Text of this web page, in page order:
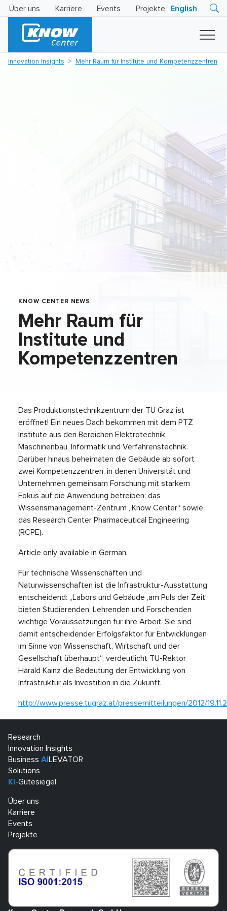
Über uns Karriere Events Projekte English
Insights
Gütesiegel
Innovation Insights Mehr Raum für Institute und Kompetenzzentren
KNOW CENTER NEWS
Mehr Raum für
Institute und
Kompetenzzentren
Das Produktionstechnikzentrum der TU Graz ist
eröffnet! Ein neues Dach bekommen mit dem PTZ
Institute aus den Bereichen Elektrotechnik,
Maschinenbau, Informatik und Verfahrenstechnik.
Darüber hinaus beheimaten die Gebäude ab sofort
zwei Kompetenzzentren, in denen Universität und
Unternehmen gemeinsam Forschung mit starkem
Fokus auf die Anwendung betreiben: das
Wissensmanagement-Zentrum „Know Center“ sowie
das Research Center Pharmaceutical Engineering
(RCPE).
Article only available in German.
Für technische Wissenschaften und
Naturwissenschaften ist die Infrastruktur-Ausstattung
entscheidend: „Labors und Gebäude ‚am Puls der Zeit‘
bieten Studierenden, Lehrenden und Forschenden
wichtige Voraussetzungen für ihre Arbeit. Sie sind
damit entscheidender Erfolgsfaktor für Entwicklungen
im Sinne von Wissenschaft, Wirtschaft und der
Gesellschaft überhaupt“, verdeutlicht TU-Rektor
Harald Kainz die Bedeutung der Entwicklung von
Infrastruktur als Investition in die Zukunft.
http://www.presse.tugraz.at/pressemitteilungen/2012/
Research
Innovation Insights
Business AI LEVATOR
Solutions
KI -Gütesiegel
Über uns
Karriere
Events
Projekte